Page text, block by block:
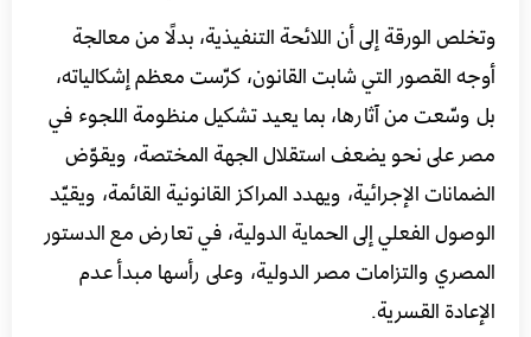
وتخلص الورقة إلى أن اللائحة التنفيذية، بدلًا من معالجة
أوجه القصور التي شابت القانون، كرّست معظم إشكالياته،
بل وسّعت من آثارها، بما يعيد تشكيل منظومة اللجوء في
مصر على نحو يضعف استقلال الجهة المختصة، ويقوّض
الضمانات الإجرائية، ويهدد المراكز القانونية القائمة، ويقيّد
الوصول الفعلي إلى الحماية الدولية، في تعارض مع الدستور
المصري والتزامات مصر الدولية، وعلى رأسها مبدأ عدم
الإعادة القسرية.